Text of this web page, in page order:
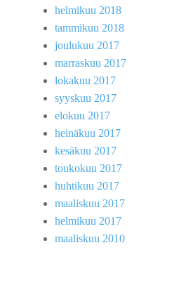
helmikuu 2018
tammikuu 2018
joulukuu 2017
marraskuu 2017
lokakuu 2017
syyskuu 2017
elokuu 2017
heinäkuu 2017
kesäkuu 2017
toukokuu 2017
huhtikuu 2017
maaliskuu 2017
helmikuu 2017
maaliskuu 2010